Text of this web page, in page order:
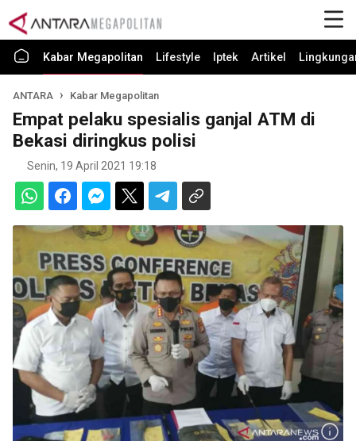
Kabar Megapolitan Lifestyle Iptek Artikel
ANTARA Kabar Megapolitan
Empat pelaku spesialis ganjal ATM di
Bekasi diringkus polisi
Senin, 19 April 2021 19:18